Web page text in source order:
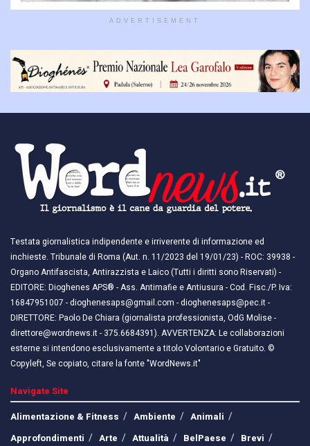
ADVERTISEMENT
Testata giornalistica indipendente e irriverente di informazione ed
inchieste. Tribunale di Roma (Aut. n. 11/2023 del 19/01/23) - ROC: 39938 -
Organo Antifascista, Antirazzista e Laico (Tutti i diritti sono Riservati) -
EDITORE: Dioghenes APS® - Ass. Antimafie e Antiusura - Cod. Fisc./P. Iva:
16847951007 - dioghenesaps@gmail.com - dioghenesaps@pec.it - ​​
DIRETTORE: Paolo De Chiara (giornalista professionista, OdG Molise -
direttore@wordnews.it - ​​375.6684391). AVVERTENZA: Le collaborazioni
esterne si intendono esclusivamente a titolo Volontario e Gratuito. ©
Copyleft, Se copiato, citare la fonte "WordNews.it"
Navigate Site
Alimentazione & Fitness
Ambiente
Animali
Approfondimenti
Arte Attualità BelPaese
Brevi